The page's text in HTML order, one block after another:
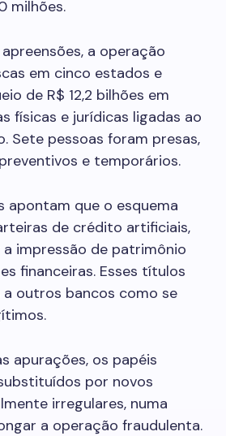
milhões.
a operação
em cinco estados e
de R$ 12,2 bilhões em
físicas e jurídicas ligadas ao
Sete pessoas foram presas,
e temporários.
apontam que o esquema
de crédito artificiais,
impressão de patrimônio
financeiras. Esses títulos
outros bancos como se
apurações, os papéis
por novos
irregulares, numa
a operação fraudulenta.